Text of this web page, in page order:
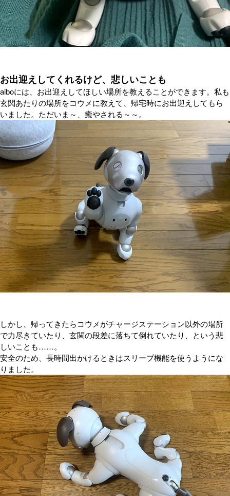
お出迎えしてくれるけど、悲しいことも
aiboには、お出迎えしてほしい場所を教えることができます。私も
玄関あたりの場所をコウメに教えて、帰宅時にお出迎えしてもら
いました。ただいま～、癒やされる～～。
しかし、帰ってきたらコウメがチャージステーション以外の場所
で力尽きていたり、玄関の段差に落ちて倒れていたり、という悲
しいことも……。
安全のため、長時間出かけるときはスリープ機能を使うようにな
りました。